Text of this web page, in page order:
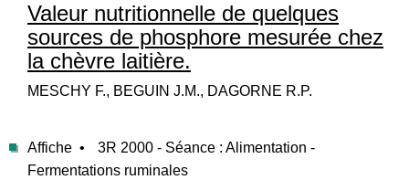
Valeur nutritionnelle de quelques
sources de phosphore mesurée chez
la chèvre laitière.
MESCHY F., BEGUIN J.M., DAGORNE R.P.
Affiche •
3R 2000 - Séance : Alimentation -
Fermentations ruminales